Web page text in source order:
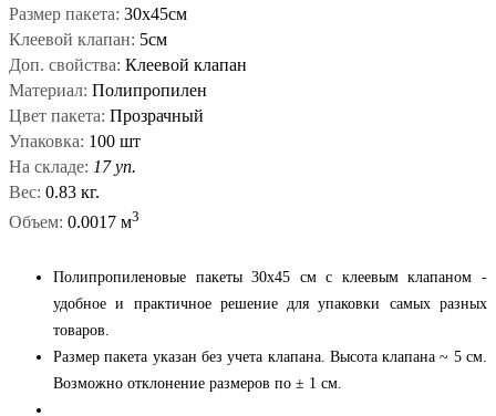
Размер пакета: 30x45см
Клеевой клапан: 5см
Доп. свойства: Клеевой клапан
Материал: Полипропилен
Цвет пакета: Прозрачный
Упаковка: 100 шт
На складе: 17 уп.
Вес: 0.83 кг.
Объем: 0.0017 м3
Полипропиленовые пакеты 30x45 см с клеевым клапаном -
удобное и практичное решение для упаковки самых разных
товаров.
Размер пакета указан без учета клапана. Высота клапана ~ 5 см.
Возможно отклонение размеров по ± 1 см.